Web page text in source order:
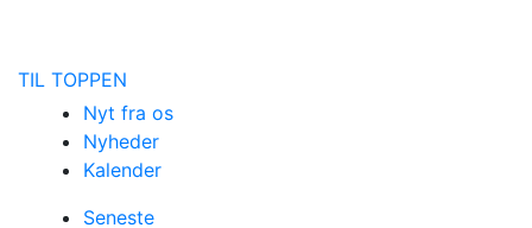
TIL TOPPEN
Nyt fra os
Nyheder
Kalender
Seneste